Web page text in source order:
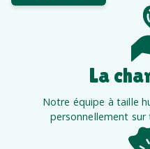
La
Notre équipe à taille
personnellement